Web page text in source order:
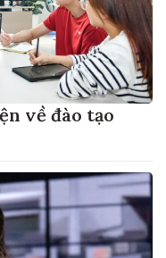
về đào tạo